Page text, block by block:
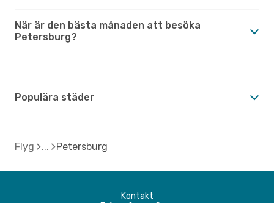
När är den bästa månaden att besöka
Petersburg?
Populära städer
Flyg Petersburg
Kontakt